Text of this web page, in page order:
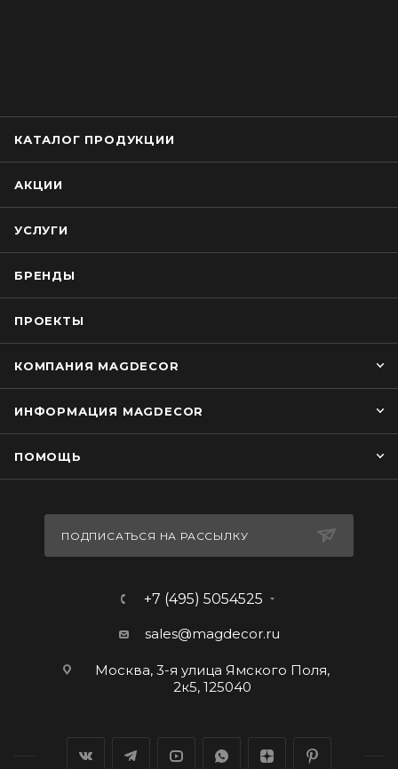
КАТАЛОГ ПРОДУКЦИИ
АКЦИИ
УСЛУГИ
БРЕНДЫ
ПРОЕКТЫ
КОМПАНИЯ MAGDECOR
ИНФОРМАЦИЯ MAGDECOR
ПОМОЩЬ
ПОДПИСАТЬСЯ НА РАССЫЛКУ
+7 (495) 5054525
sales@magdecor.ru
Москва, 3-я улица Ямского Поля,
2к5, 125040